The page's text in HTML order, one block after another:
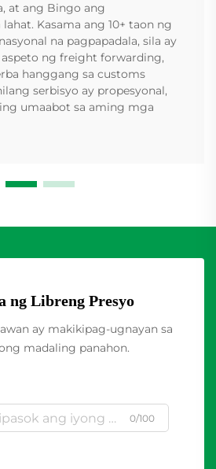
at ang Bingo ang
Kasama ang 10+ taon ng
na pagpapadala, sila ay
aspeto ng freight forwarding,
hanggang sa customs
serbisyo ay propesyonal,
umaabot sa aming mga
ng Libreng Presyo
ay makikipag-ugnayan sa
madaling panahon.
0/100